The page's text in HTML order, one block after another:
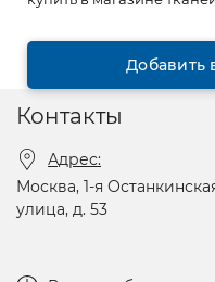
Добавить
Контакты
Адрес:
Москва, 1-я
улица, д. 53